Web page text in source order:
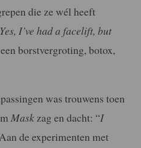
die ze wél heeft
I’ve had a facelift, but
borstvergroting, botox,
was trouwens toen
Maskzag en dacht: “I
de experimenten met